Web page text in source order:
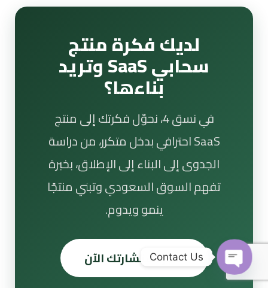
لديك فكرة منتج
سحابي SaaS وتريد
بناءها؟
في نسق 4، نحوّل فكرتك إلى منتج
SaaS احترافي بدخل متكرر، من دراسة
الجدوى إلى البناء إلى الإطلاق، بخبرة
تفهم السوق السعودي وتبني منتجًا
ينمو ويدوم.
احجز استشارتك الآن
Contact Us